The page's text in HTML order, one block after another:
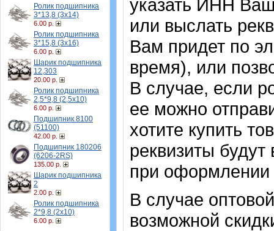
Ролик подшипника
3*13,8 (3х14)
6.00 р.
Ролик подшипника
3*15,8 (3х16)
6.00 р.
Шарик подшипника
12,303
20.00 р.
Ролик подшипника
2,5*9,8 (2,5х10)
6.00 р.
Подшипник 8100
(51100)
42.00 р.
Подшипник 180206
(6206-2RS)
135.00 р.
Шарик подшипника
2
2.00 р.
Ролик подшипника
2*9,8 (2х10)
6.00 р.
указать ИНН
или выслать
Вам придет по
время), или
В случае, если
ее можно
хотите купить
реквизиты
при оформлении
В случае
возможной